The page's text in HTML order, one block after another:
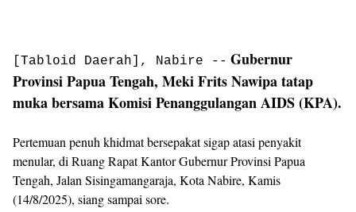
[Tabloid Daerah], Nabire -- Gubernur
Provinsi Papua Tengah, Meki Frits Nawipa tatap
muka bersama Komisi Penanggulangan AIDS (KPA).
Pertemuan penuh khidmat bersepakat sigap atasi penyakit
menular, di Ruang Rapat Kantor Gubernur Provinsi Papua
Tengah, Jalan Sisingamangaraja, Kota Nabire, Kamis
(14/8/2025), siang sampai sore.